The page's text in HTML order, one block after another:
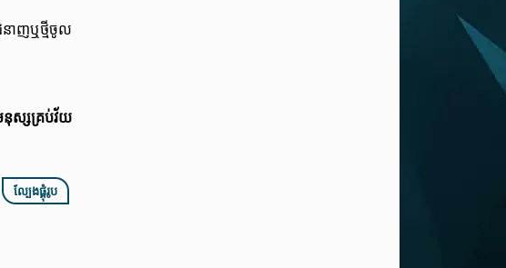
នាញឬថ្មីចូល
នុស្សគ្រប់វ័យ
ល្បែងផ្គុំរូប